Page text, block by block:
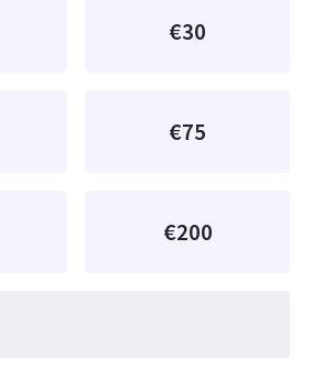
€30
€75
€200